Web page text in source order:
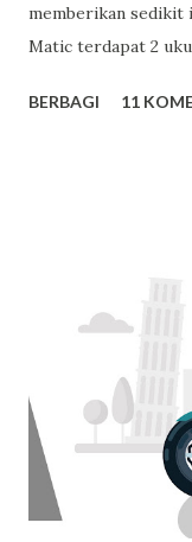
memberikan sedikit
Matic terdapat 2
menggunakan
menggunakan
: 1. Vario 125 /
Ride Motor matic
300mm juga dapat
330mm, hanya
sebaliknya. Sekian
bermanfaat. Salam
081314240777,
BERBAGI 11